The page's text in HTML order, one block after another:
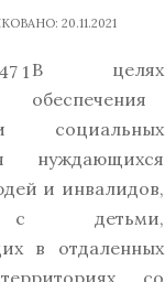
20.11.2021
В целях
обеспечения
социальных
нуждающихся
и инвалидов,
детьми,
в отдаленных
со